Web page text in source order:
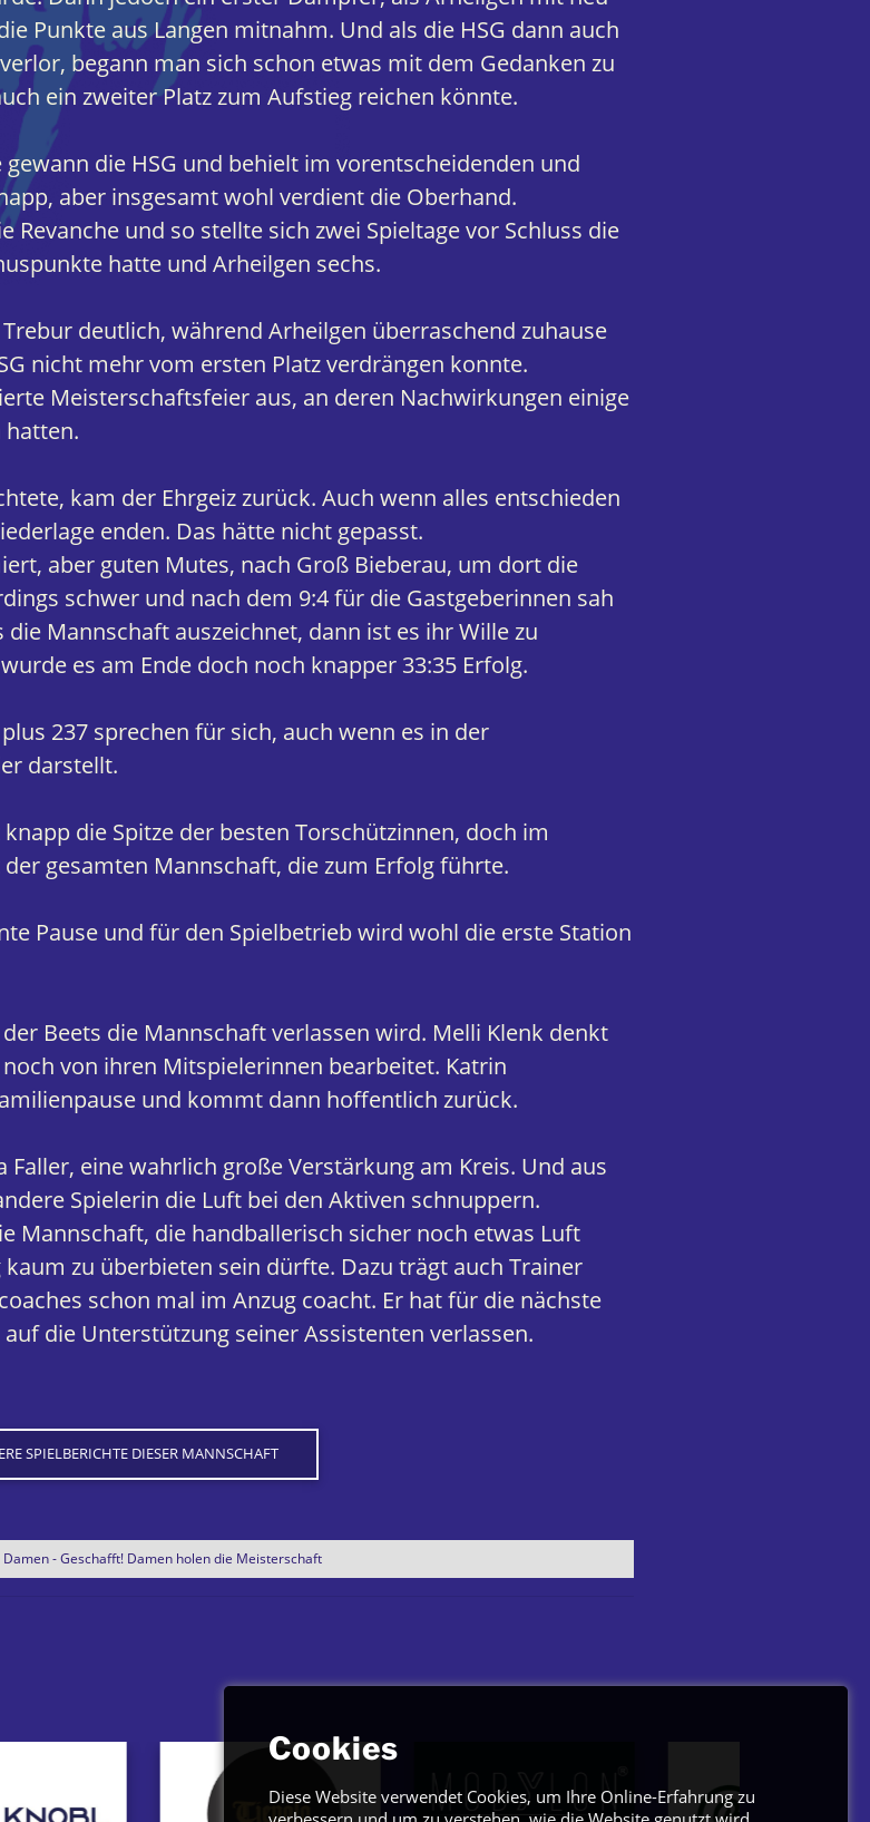
Punkte aus Langen mitnahm. Und als die HSG dann auch
begann man sich schon etwas mit dem Gedanken zu
ein zweiter Platz zum Aufstieg reichen könnte.
die HSG und behielt im vorentscheidenden und
aber insgesamt wohl verdient die Oberhand.
Revanche und so stellte sich zwei Spieltage vor Schluss die
hatte und Arheilgen sechs.
deutlich, während Arheilgen überraschend zuhause
nicht mehr vom ersten Platz verdrängen konnte.
Meisterschaftsfeier aus, an deren Nachwirkungen einige
hatten.
kam der Ehrgeiz zurück. Auch wenn alles entschieden
enden. Das hätte nicht gepasst.
aber guten Mutes, nach Groß Bieberau, um dort die
schwer und nach dem 9:4 für die Gastgeberinnen sah
Mannschaft auszeichnet, dann ist es ihr Wille zu
es am Ende doch noch knapper 33:35 Erfolg.
237 sprechen für sich, auch wenn es in der
darstellt.
die Spitze der besten Torschützinnen, doch im
gesamten Mannschaft, die zum Erfolg führte.
Pause und für den Spielbetrieb wird wohl die erste Station
Beets die Mannschaft verlassen wird. Melli Klenk denkt
von ihren Mitspielerinnen bearbeitet. Katrin
und kommt dann hoffentlich zurück.
eine wahrlich große Verstärkung am Kreis. Und aus
Spielerin die Luft bei den Aktiven schnuppern.
Mannschaft, die handballerisch sicher noch etwas Luft
zu überbieten sein dürfte. Dazu trägt auch Trainer
schon mal im Anzug coacht. Er hat für die nächste
die Unterstützung seiner Assistenten verlassen.
SPIELBERICHTE DIESER MANNSCHAFT
Damen - Geschafft! Damen holen die Meisterschaft
Cookies
Diese Website verwendet Cookies, um Ihre Online-Erfahrung zu